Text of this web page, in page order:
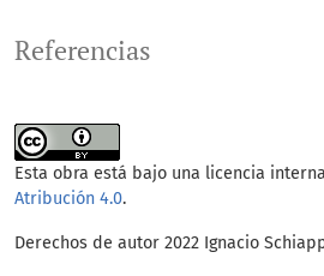
Referencias
Esta obra está bajo una licencia
Atribución 4.0.
Derechos de autor 2022 Ignacio